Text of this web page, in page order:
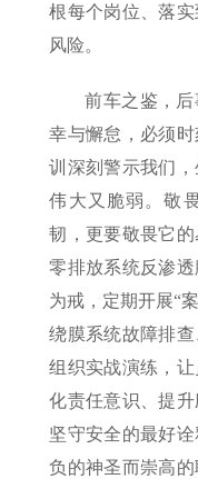
根每个岗位、落
风险。
前车之鉴，
幸与懈怠，必须
训深刻警示我们
伟大又脆弱。敬
韧，更要敬畏它
零排放系统反渗
为戒，定期开展“
绕膜系统故障排
组织实战演练，
化责任意识、提升
坚守安全的最好
负的神圣而崇高